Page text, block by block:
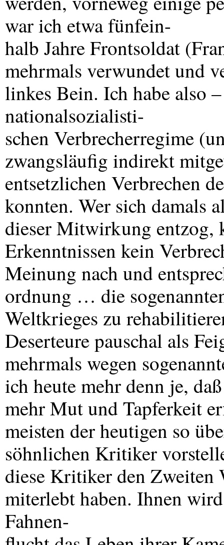
war ich etwa fünfein-
halb Jahre Frontsoldat
mehrmals verwundet und
linkes Bein. Ich habe also
nationalsozialisti-
schen Verbrecherregime
zwangsläufig indirekt
entsetzlichen Verbrechen
konnten. Wer sich damals
dieser Mitwirkung entzog,
Erkenntnissen kein
Meinung nach und
ordnung … die
Weltkrieges zu
Deserteure pauschal als
mehrmals wegen
ich heute mehr denn je,
mehr Mut und Tapferkeit
meisten der heutigen so
söhnlichen Kritiker
diese Kritiker den Zweiten
miterlebt haben. Ihnen
Fahnen-